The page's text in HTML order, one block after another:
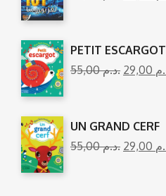
PETIT ESCARGOT
55,00
د.م. 29,00
UN GRAND CERF
55,00
د.م. 29,00